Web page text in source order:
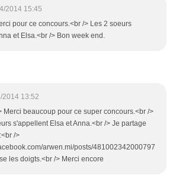
2014 15:45
pour ce concours.<br /> Les 2 soeurs
et Elsa.<br /> Bon week end.
2014 13:52
Merci beaucoup pour ce super concours.<br />
s'appellent Elsa et Anna.<br /> Je partage
/>
arwen.mi/posts/481002342000797
les doigts.<br /> Merci encore